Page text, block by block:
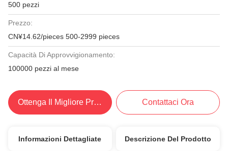
500 pezzi
Prezzo:
CN¥14.62/pieces 500-2999 pieces
Capacità Di Approvvigionamento:
100000 pezzi al mese
Ottenga Il Migliore Prezzo Contattaci Ora
Informazioni Dettagliate Descrizione Del Prodotto